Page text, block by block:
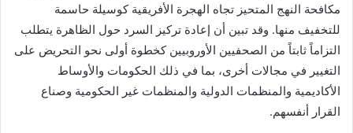
مكافحة النهج المتحيز تجاه الهجرة الأفريقية كوسيلة حاسمة
للتخفيف منها. وقد تبين أن إعادة تركيز السرد حول الظاهرة يتطلب
التزاماً ثابتاً من الصحفيين الأوروبيين كخطوة أولى نحو التحريض على
التغيير في مجالات أخرى، بما في ذلك الحكومات والأوساط
الأكاديمية والمنظمات الدولية والمنظمات غير الحكومية وصناع
القرار أنفسهم.